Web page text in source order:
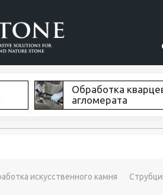
Обработка
агломерата
искусственного камня